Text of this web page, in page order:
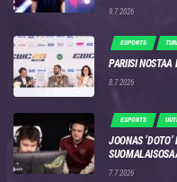
9.7.2026
ESPORTS
PARIISI
8.7.2026
ESPORTS
JOONAS
7.7.2026